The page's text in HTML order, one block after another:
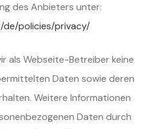
des Anbieters unter:
de/policies/privacy/
als Webseite-Betreiber keine
Daten sowie deren
Weitere Informationen
Daten durch